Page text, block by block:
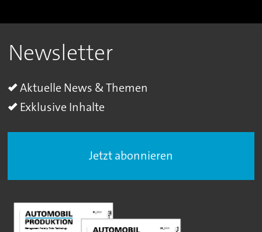
Newsletter
Aktuelle News & Themen
Exklusive Inhalte
Jetzt abonnieren